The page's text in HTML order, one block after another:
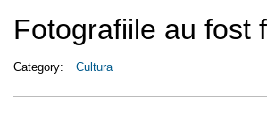
Fotografiile au fost
Category: Cultura